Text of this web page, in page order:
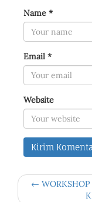
Name *
Email *
Website
←